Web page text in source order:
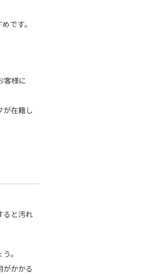
です。
客様に
が在籍し
ると汚れ
。
かかる